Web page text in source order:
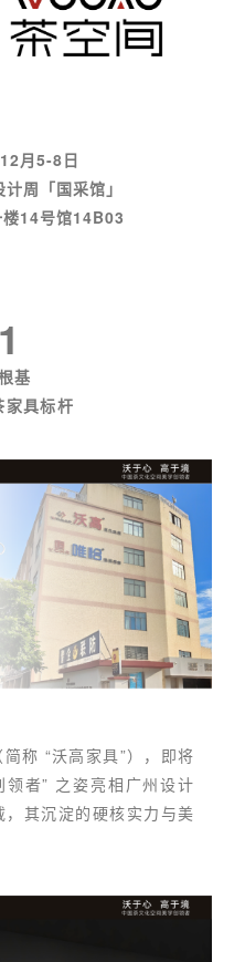
月5-8日
周「国采馆」
14号馆14B03
基
家具标杆
称 “沃高家具”），即将
者” 之姿亮相广州设计
其沉淀的硬核实力与美